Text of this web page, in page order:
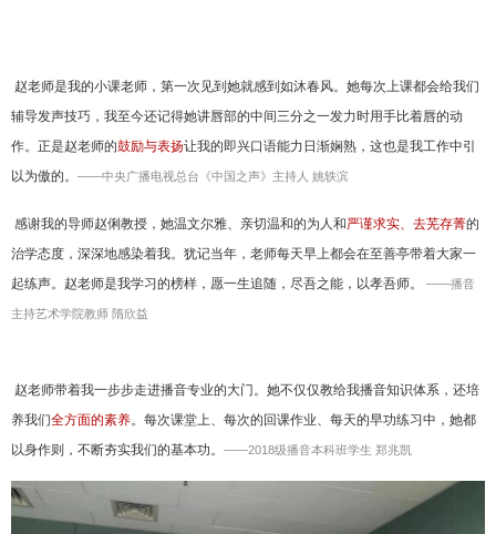
赵老师是我的小课老师，第一次见到她就感到如沐春风。她每次上课都会给我们
辅导发声技巧，我至今还记得她讲唇部的中间三分之一发力时用手比着唇的动
作。正是赵老师的鼓励与表扬让我的即兴口语能力日渐娴熟，这也是我工作中引
以为傲的。 ——中央广播电视总台《中国之声》主持人 姚轶滨
感谢我的导师赵俐教授，她温文尔雅、亲切温和的为人和严谨求实、去芜存菁的
治学态度，深深地感染着我。犹记当年，老师每天早上都会在至善亭带着大家一
起练声。赵老师是我学习的榜样，愿一生追随，尽吾之能，以孝吾师。
——播音
主持艺术学院教师 隋欣益
赵老师带着我一步步走进播音专业的大门。她不仅仅教给我播音知识体系，还培
养我们全方面的素养。每次课堂上、每次的回课作业、每天的早功练习中，她都
以身作则，不断夯实我们的基本功。 ——2018级播音本科班学生 郑兆凯